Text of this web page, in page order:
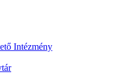
Intézmény